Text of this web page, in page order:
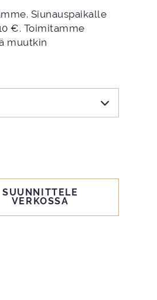
Siunauspaikalle
€. Toimitamme
muutkin
SUUNNITTELE
VERKOSSA